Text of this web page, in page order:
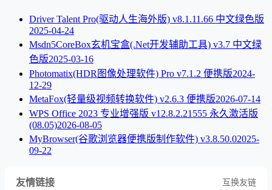
Driver Talent Pro(驱动人生海外版) v8.1.11.66 中文绿色版
2025-04-24
Msdn5CoreBox玄机宝盒(.Net开发辅助工具) v3.7 中文绿
色版2025-03-16
Photomatix(HDR图像处理软件) Pro v7.1.2 便携版2024-
12-29
MetaFox(轻量级视频转换软件) v2.6.3 便携版2026-07-14
WPS Office 2023 专业增强版 v12.8.2.21555 永久激活版
(08.05)2026-08-05
MyBrowser(谷歌浏览器便携版制作软件) v3.8.50.02025-
09-22
友情链接 互换友链